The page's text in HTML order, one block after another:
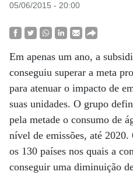
05/06/2015 - 20:00
Em apenas um ano, a
conseguiu superar a meta
para atenuar o impacto de
suas unidades. O grupo
pela metade o consumo de
nível de emissões, até
os 130 países nos quais a
conseguir uma diminuição